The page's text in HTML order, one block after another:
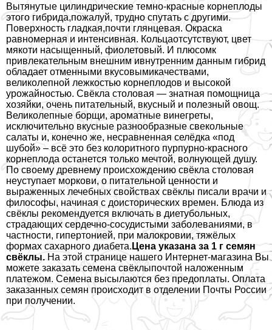
Вытянутые цилиндрические темно-красные корнеплоды
этого гибрида,пожалуй, трудно спутать с другими.
Поверхность гладкая,почти глянцевая. Окраска
равномерная и интенсивная. Кольцаотсутствуют, цвет
мякоти насыщенный, фиолетовый. И плюсомк
привлекательным внешним ивнутренним данным гибрид
обладает отменными вкусовымикачествами,
великолепной лежкостью корнеплодов и высокой
урожайностью. Свёкла столовая — знатная помощница
хозяйки, очень питательный, вкусный и полезный овощ.
Великолепные борщи, ароматные винегреты,
исключительно вкусные разнообразные свекольные
салаты и, конечно же, несравненная селёдка «под
шубой» – всё это без колоритного пурпурно-красного
корнеплода останется только мечтой, волнующей душу.
По своему древнему происхождению свёкла столовая
неуступает моркови, о питательной ценности и
выраженных лечебных свойствах свёклы писали врачи и
философы, начиная с доисторических времен. Блюда из
свёклы рекомендуется включать в диетубольных,
страдающих сердечно-сосудистыми заболеваниями, в
частности, гипертонией, при малокровии, тяжёлых
формах сахарного диабета. Цена указана за 1 г семян
свёклы. На этой странице нашего Интернет-магазина Вы
можете заказать семена свёклыпочтой наложенным
платежом. Семена высылаются без предоплаты. Оплата
заказанных семян происходит в отделении Почты России
при получении.